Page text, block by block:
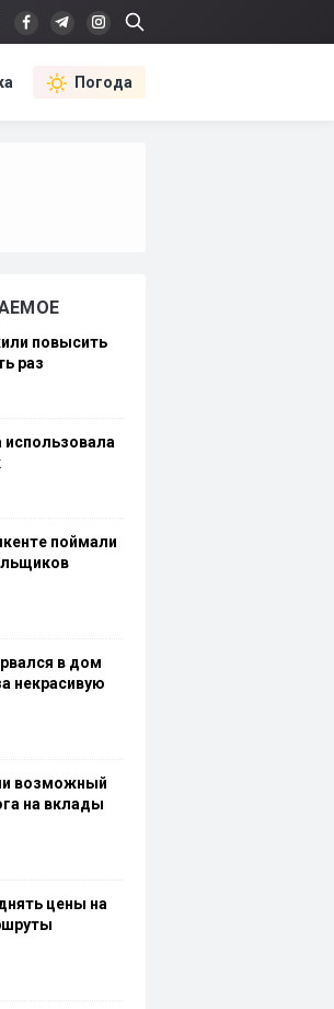
Погода
повысить
раз
использовала
поймали
в дом
некрасивую
возможный
на вклады
цены на